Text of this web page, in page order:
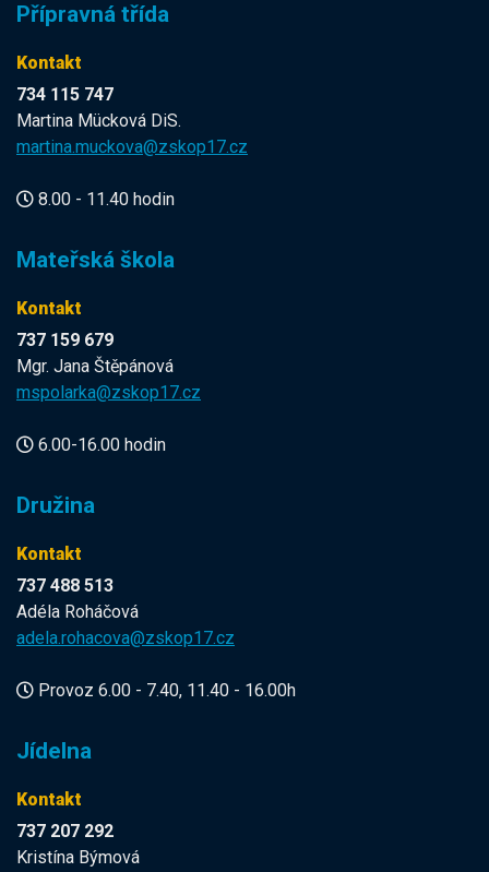
Přípravná třída
Kontakt
734 115 747
Martina Mücková DiS.
martina.muckova@zskop17.cz
8.00 - 11.40 hodin
Mateřská škola
Kontakt
737 159 679
Mgr. Jana Štěpánová
mspolarka@zskop17.cz
6.00-16.00 hodin
Družina
Kontakt
737 488 513
Adéla Roháčová
adela.rohacova@zskop17.cz
Provoz 6.00 - 7.40, 11.40 - 16.00h
Jídelna
Kontakt
737 207 292
Kristína Býmová